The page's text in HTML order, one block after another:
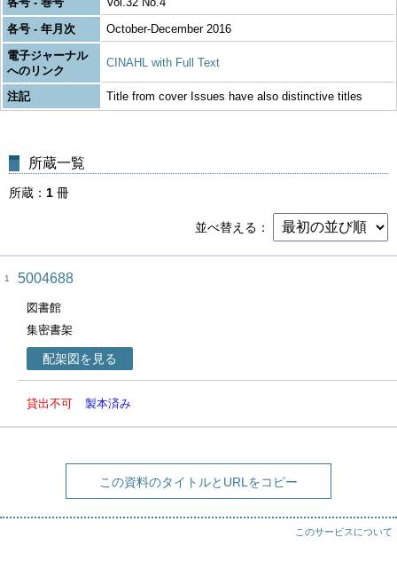
各号 - 年月次
October-December 2016
電子ジャーナル
へのリンク
CINAHL with Full Text
注記 Title from cover Issues have also distinctive titles
所蔵一覧
所蔵 1 冊
並べ替える
1 5004688
図書館
集密書架
配架図を見る
貸出不可 製本済み
この資料のタイトルとURLをコピー
このサービスについて